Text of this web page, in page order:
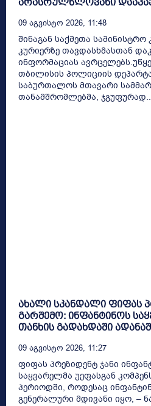
09 Აგვისტო 2026, 11:48
შინაგან საქმეთა
კურიერზე თავდასხმასთან
ინფორმაციას
თბილისის პოლიციის
საბურთალოს მთავარი
თანამშრომლებმა,
ახალი სკანდალი ფიფას
გარშემო: ინფანტინოს
თანხის გადახდაში
09 Აგვისტო 2026, 11:27
ფიფას პრეზიდენტ ჯანი
საყვარელმა უეფასგან
პერიოდში, როდესაც
გენერალური მდივანი იყო, –